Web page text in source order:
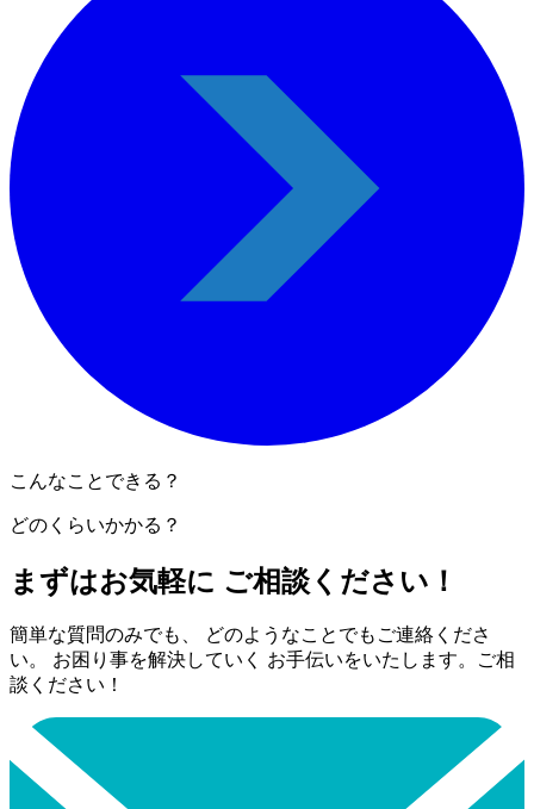
こんなことできる？
どのくらいかかる？
まずはお気軽に ご相談ください！
簡単な質問のみでも、 どのようなことでもご連絡くださ
い。 お困り事を解決していく お手伝いをいたします。ご相
談ください！